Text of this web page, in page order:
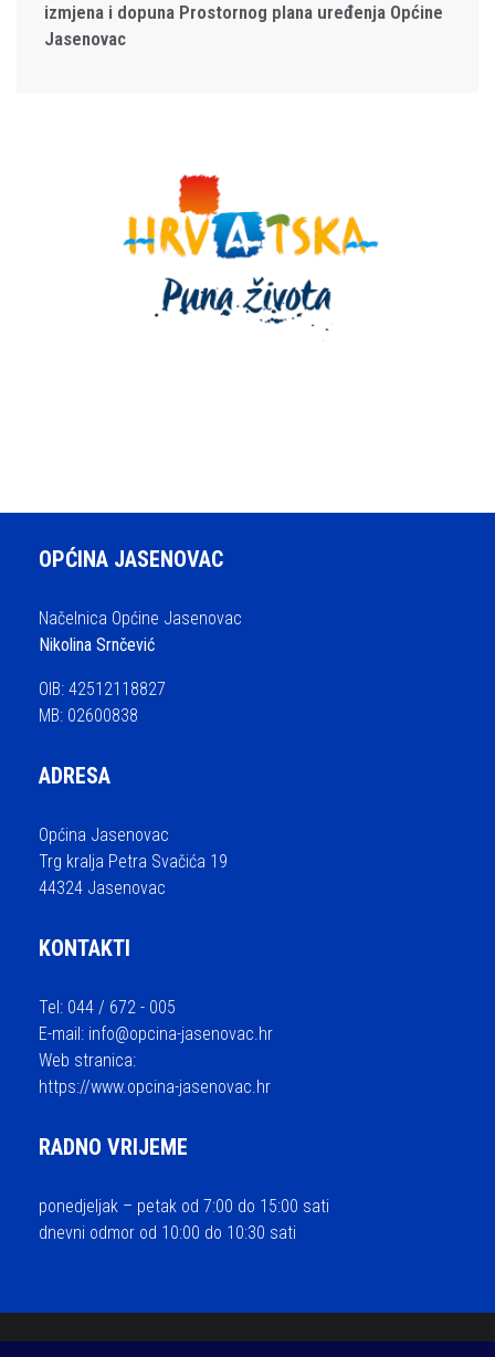
izmjena i dopuna Prostornog plana uređenja Općine
Jasenovac
OPĆINA JASENOVAC
Načelnica Općine Jasenovac
Nikolina Srnčević
OIB: 42512118827
MB: 02600838
ADRESA
Općina Jasenovac
Trg kralja Petra Svačića 19
44324 Jasenovac
KONTAKTI
Tel: 044 / 672 - 005
E-mail: info@opcina-jasenovac.hr
Web stranica:
https://www.opcina-jasenovac.hr
RADNO VRIJEME
ponedjeljak – petak od 7:00 do 15:00 sati
dnevni odmor od 10:00 do 10:30 sati